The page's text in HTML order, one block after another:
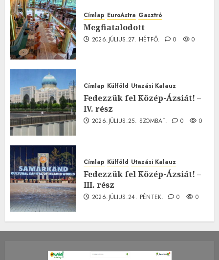
Címlap EuroAstra Gasztró
Megfiatalodott
2026.JÚLIUS.27. HÉTFŐ. 0 0
Címlap Külföld Utazási Kalauz
Fedezzük fel Közép-Ázsiát! –
IV. rész
2026.JÚLIUS.25. SZOMBAT. 0 0
Címlap Külföld Utazási Kalauz
Fedezzük fel Közép-Ázsiát! –
III. rész
2026.JÚLIUS.24. PÉNTEK. 0 0